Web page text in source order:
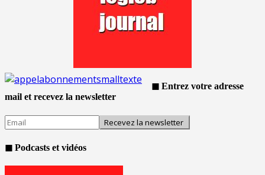
◼ Entrez votre adresse
mail et recevez la newsletter
◼ Podcasts et vidéos